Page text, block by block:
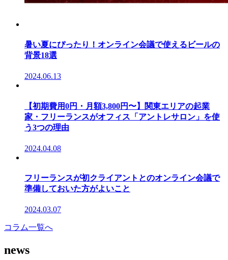
暑い夏にぴったり！オンライン会議で使えるビールの
背景18選
2024.06.13
【初期費用0円・月額3,800円〜】関東エリアの起業
家・フリーランスがオフィス「アントレサロン」を使
う3つの理由
2024.04.08
フリーランスが初クライアントとのオンライン会議で
準備しておいた方がよいこと
2024.03.07
コラム一覧へ
news